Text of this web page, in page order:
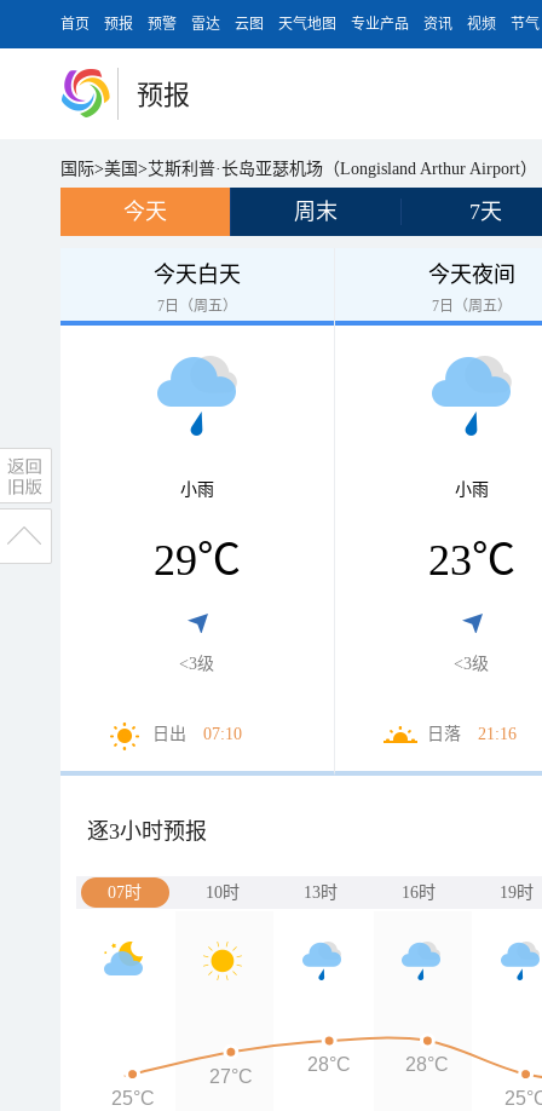
首页 预报 预警 雷达 云图 天气地图 专业产品 资讯 视频 节气
预报
国际>美国 >艾斯利普·长岛亚瑟机场（Longisland Arthur Airport）
今天 周末 7天
今天白天
7日（周五）
小雨
29℃
<3级
日出 07:10
今天夜间
7日（周五）
小雨
23℃
<3级
日落 21:16
逐3小时预报
07时 10时 13时 16时 19时
25°C
27°C
28°C 28°C